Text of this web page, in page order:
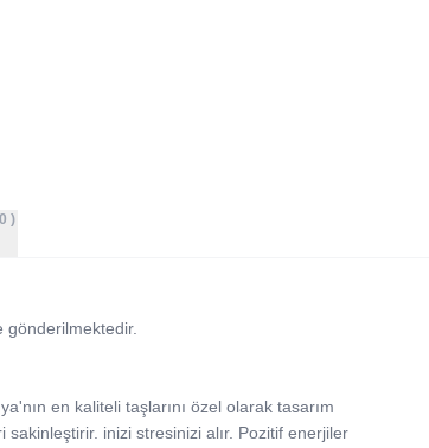
gönderilmektedir.
en kaliteli taşlarını özel olarak tasarım
inizi stresinizi alır. Pozitif enerjiler